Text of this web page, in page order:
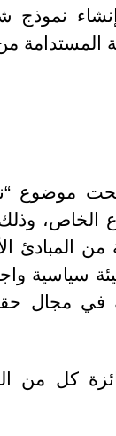
نموذج
المستدامة
موضوع
وذلك
من المبادئ
مجال
كل من